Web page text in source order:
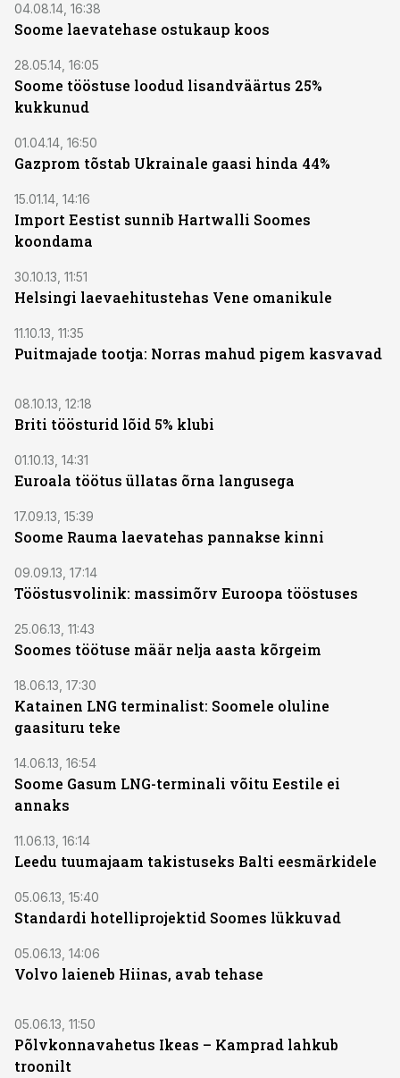
04.08.14, 16:38
Soome laevatehase ostukaup koos
28.05.14, 16:05
Soome tööstuse loodud lisandväärtus 25%
kukkunud
01.04.14, 16:50
Gazprom tõstab Ukrainale gaasi hinda 44%
15.01.14, 14:16
Import Eestist sunnib Hartwalli Soomes
koondama
30.10.13, 11:51
Helsingi laevaehitustehas Vene omanikule
11.10.13, 11:35
Puitmajade tootja: Norras mahud pigem kasvavad
08.10.13, 12:18
Briti töösturid lõid 5% klubi
01.10.13, 14:31
Euroala töötus üllatas õrna langusega
17.09.13, 15:39
Soome Rauma laevatehas pannakse kinni
09.09.13, 17:14
Tööstusvolinik: massimõrv Euroopa tööstuses
25.06.13, 11:43
Soomes töötuse määr nelja aasta kõrgeim
18.06.13, 17:30
Katainen LNG terminalist: Soomele oluline
gaasituru teke
14.06.13, 16:54
Soome Gasum LNG-terminali võitu Eestile ei
annaks
11.06.13, 16:14
Leedu tuumajaam takistuseks Balti eesmärkidele
05.06.13, 15:40
Standardi hotelliprojektid Soomes lükkuvad
05.06.13, 14:06
Volvo laieneb Hiinas, avab tehase
05.06.13, 11:50
Põlvkonnavahetus Ikeas – Kamprad lahkub
troonilt